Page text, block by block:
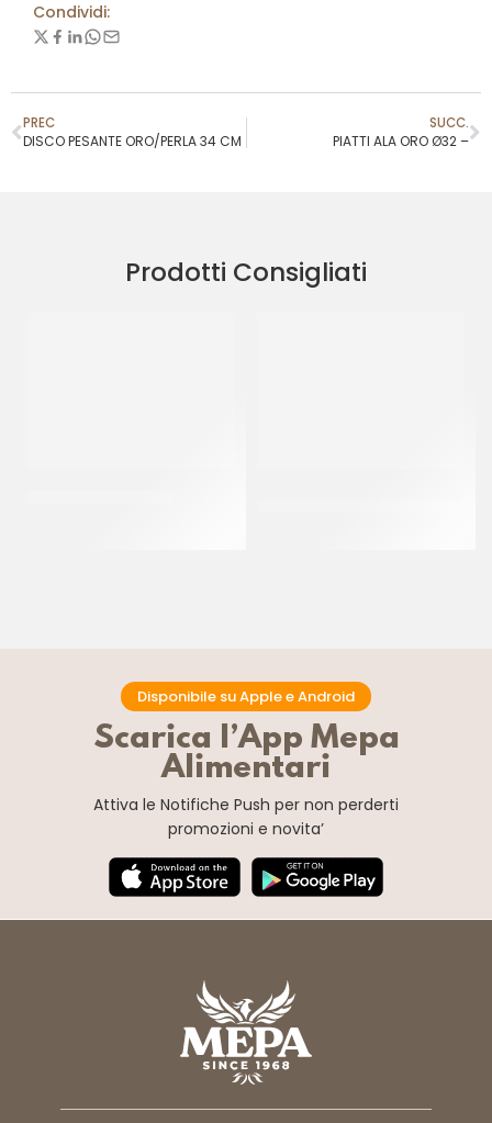
Condividi:
PREC
DISCO PESANTE ORO/PERLA 34 CM
SUCC.
PIATTI ALA ORO Ø32 –
Prodotti Consigliati
Disponibile su Apple e Android
Scarica l’App Mepa
Alimentari
Attiva le Notifiche Push per non perderti
promozioni e novita’